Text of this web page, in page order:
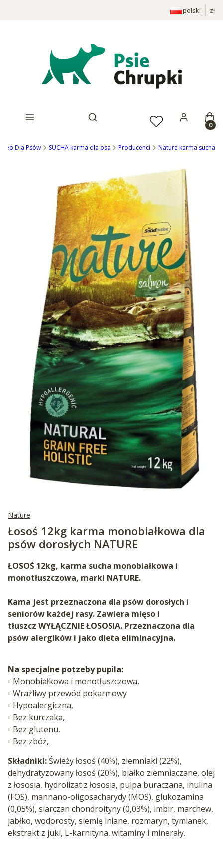
polski zł
Otwórz wyszukiwarkę
Dla Psów SUCHA karma dla psa Producenci Nature karma sucha
Nature
Łosoś 12kg karma monobiałkowa dla
psów dorosłych NATURE
ŁOSOŚ 12kg, karma sucha monobiałkowa i
monotłuszczowa, marki NATURE.
Kama jest przeznaczona dla psów dorosłych i
seniorów każdej rasy. Zawiera mięso i
tłuszcz WYŁĄCZNIE ŁOSOSIA. Przeznaczona dla
psów alergików i jako dieta eliminacyjna.
Na specjalne potzeby pupila:
- Monobiałkowa i monotłuszczowa,
- Wrażliwy przewód pokarmowy
- Hypoalergiczna,
- Bez kurczaka,
- Bez glutenu,
- Bez zbóż,
Składniki:Świeży łosoś (40%), ziemniaki (22%),
dehydratyzowany łosoś (20%), białko ziemniaczane, olej
z łososia, hydrolizat z łososia, pulpa buraczana, inulina
(FOS), mannano-oligosacharydy (MOS), glukozamina
(0,05%), siarczan chondroityny (0,03%), imbir, marchew,
jabłko, wodorosty, siemię lniane, rozmaryn, tymianek,
ekstrakt z juki, L-karnityna, witaminy i minerały.